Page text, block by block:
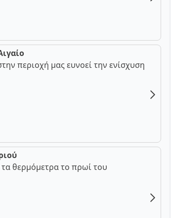
περιοχή μας ευνοεί την ενίσχυση
θερμόμετρα το πρωί του